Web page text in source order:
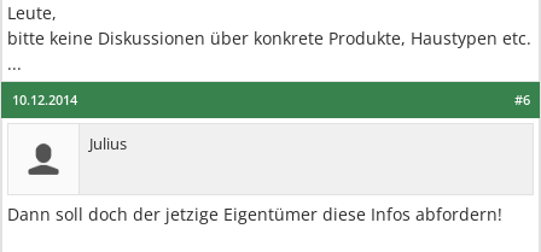
Leute,
bitte keine Diskussionen über konkrete Produkte, Haustypen etc.
...
#6
10.12.2014
Julius
Dann soll doch der jetzige Eigentümer diese Infos abfordern!